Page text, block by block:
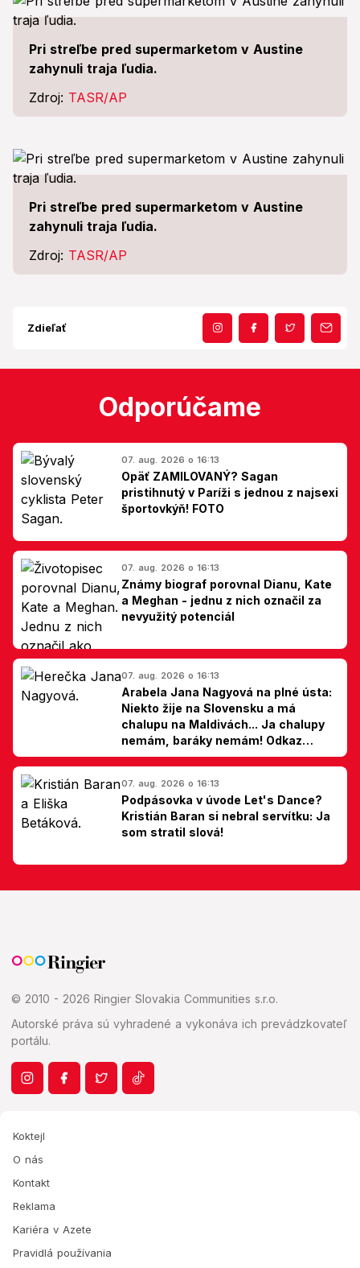
Pri streľbe pred supermarketom v Austine
zahynuli traja ľudia.
Zdroj: TASR/AP
Pri streľbe pred supermarketom v Austine
zahynuli traja ľudia.
Zdroj: TASR/AP
Zdieľať
Odporúčame
07. aug. 2026 o 16:13
Opäť ZAMILOVANÝ? Sagan
pristihnutý v Paríži s jednou z najsexi
športovkýň! FOTO
07. aug. 2026 o 16:13
Známy biograf porovnal Dianu, Kate
a Meghan - jednu z nich označil za
nevyužitý potenciál
07. aug. 2026 o 16:13
Arabela Jana Nagyová na plné ústa:
Niekto žije na Slovensku a má
chalupu na Maldivách... Ja chalupy
nemám, baráky nemám! Odkaz
Slovákom
07. aug. 2026 o 16:13
Podpásovka v úvode Let's Dance?
Kristián Baran si nebral servítku: Ja
som stratil slová!
© 2010 - 2026 Ringier Slovakia Communities s.r.o.
Autorské práva sú vyhradené a vykonáva ich prevádzkovateľ
portálu.
Koktejl
O nás
Kontakt
Reklama
Kariéra v Azete
Pravidlá používania